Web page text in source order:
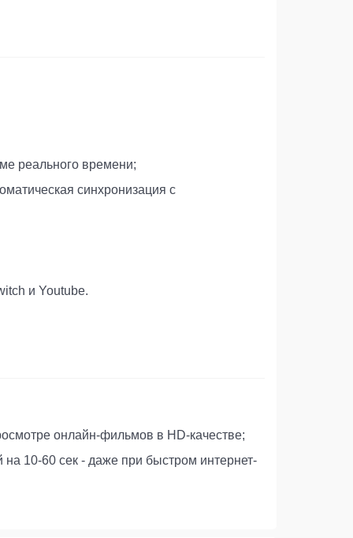
реального времени;
синхронизация с
и Youtube.
онлайн-фильмов в HD-качестве;
10-60 сек - даже при быстром интернет-